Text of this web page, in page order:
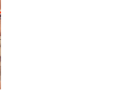
opciones
se
pueden
elegir
en
la